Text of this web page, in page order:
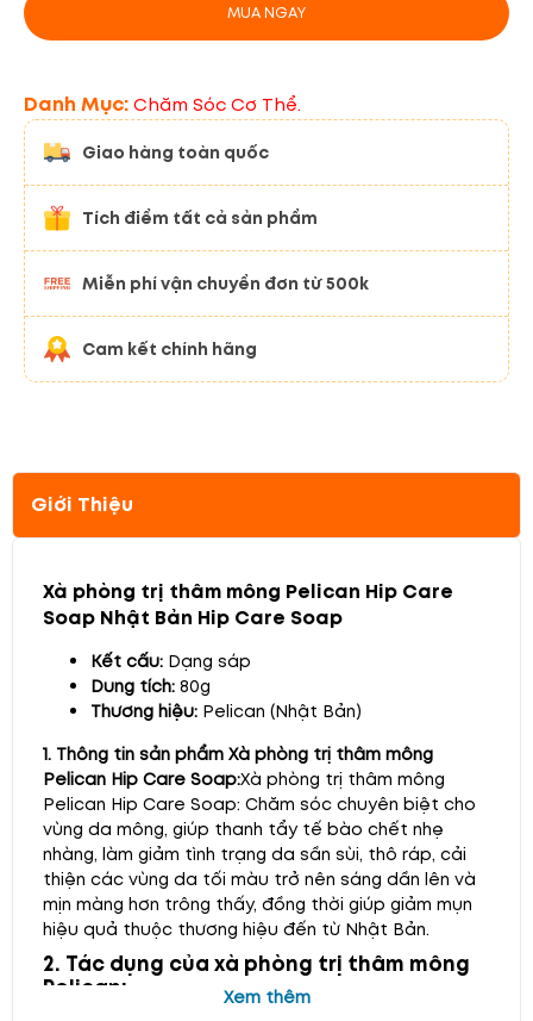
MUA NGAY
Danh Mục:Chăm Sóc Cơ Thể.
Giao hàng toàn quốc
Tích điểm tất cả sản phẩm
Miễn phí vận chuyển đơn từ 500k
Cam kết chính hãng
Giới Thiệu
Xà phòng trị thâm mông Pelican Hip Care
Soap Nhật Bản Hip Care Soap
Kết cấu: Dạng sáp
Dung tích: 80g
Thương hiệu: Pelican (Nhật Bản)
1. Thông tin sản phẩm Xà phòng trị thâm mông
Pelican Hip Care Soap:Xà phòng trị thâm mông
Pelican Hip Care Soap: Chăm sóc chuyên biệt cho
vùng da mông, giúp thanh tẩy tế bào chết nhẹ
nhàng, làm giảm tình trạng da sần sùi, thô ráp, cải
thiện các vùng da tối màu trở nên sáng dần lên và
mịn màng hơn trông thấy, đồng thời giúp giảm mụn
hiệu quả thuộc thương hiệu đến từ Nhật Bản.
2. Tác dụng của xà phòng trị thâm mông
Pelican:
Xem thêm